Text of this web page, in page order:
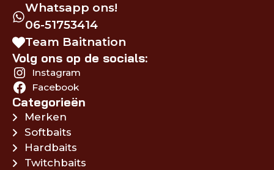
Whatsapp ons!
06-51753414
Team Baitnation
Volg ons op de socials:
Instagram
Facebook
Categorieën
Merken
Softbaits
Hardbaits
Twitchbaits